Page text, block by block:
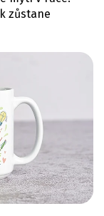
zůstane